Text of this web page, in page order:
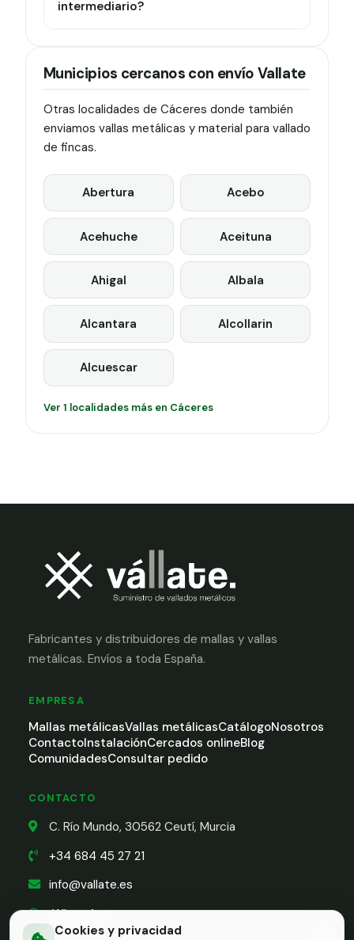
Cookies y privacidad
intermediario?
Municipios cercanos con envío Vallate
Otras localidades de Cáceres donde también
enviamos vallas metálicas y material para vallado
de fincas.
Abertura Acebo
Acehuche Aceituna
Ahigal Albala
Alcantara Alcollarin
Alcuescar
Ver 1 localidades más en Cáceres
Fabricantes y distribuidores de mallas y vallas
metálicas. Envíos a toda España.
EMPRESA
Mallas metálicasVallas metálicasCatálogoNosotros
ContactoInstalaciónCercados onlineBlog
ComunidadesConsultar pedido
CONTACTO
C. Río Mundo, 30562 Ceutí, Murcia
+34 684 45 27 21
info@vallate.es
WhatsApp